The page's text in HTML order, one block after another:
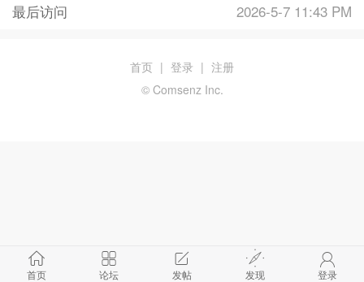
最后访问
2026-5-7 11:43 PM
首页 论坛 发帖 发现 登录
首页 | 登录 | 注册
© Comsenz Inc.